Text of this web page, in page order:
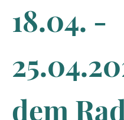
18.04. -
dem